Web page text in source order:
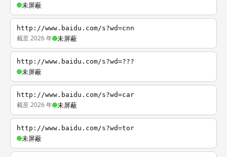
未屏蔽
http://www.baidu.com/s?wd=cnn
截至 2026 年 未屏蔽
http://www.baidu.com/s?wd=???
未屏蔽
http://www.baidu.com/s?wd=car
截至 2026 年 未屏蔽
http://www.baidu.com/s?wd=tor
未屏蔽